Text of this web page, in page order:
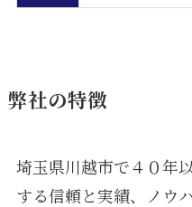
弊社の特徴
埼玉県川越市で４０年
する信頼と実績、ノウ